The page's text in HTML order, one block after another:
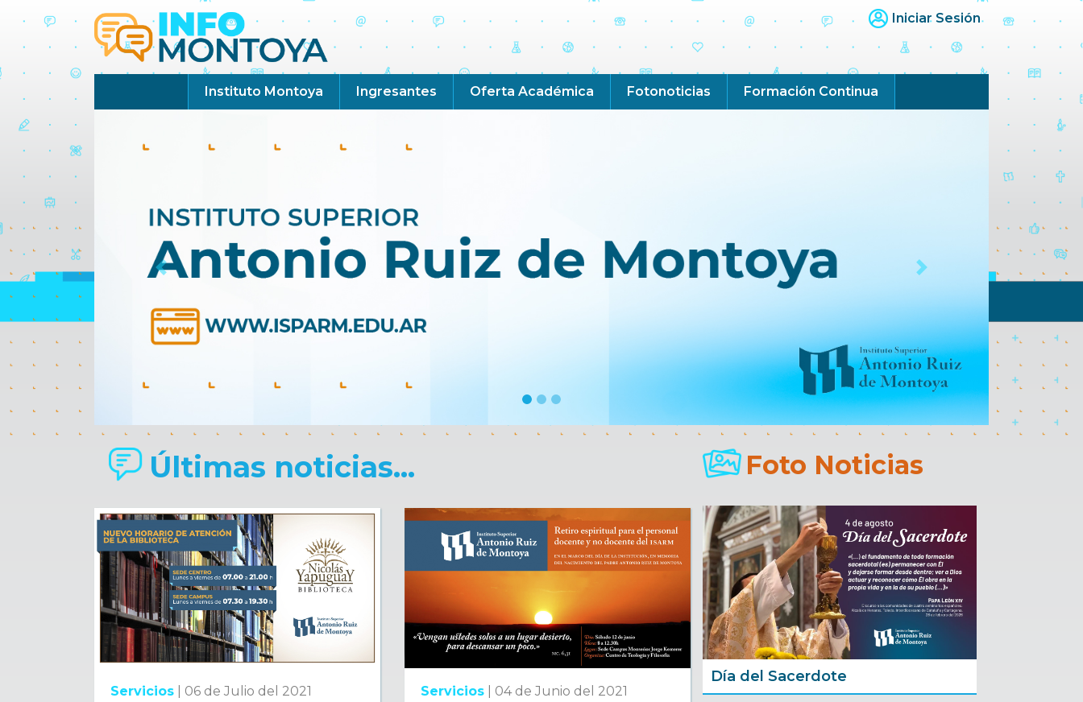
Iniciar Sesión
Instituto Montoya Ingresantes Oferta Académica Fotonoticias Formación Continua
Previous Next
Últimas noticias...
Servicios 06 de Julio del 2021 Servicios 04 de Junio del 2021
Foto Noticias
Día del Sacerdote